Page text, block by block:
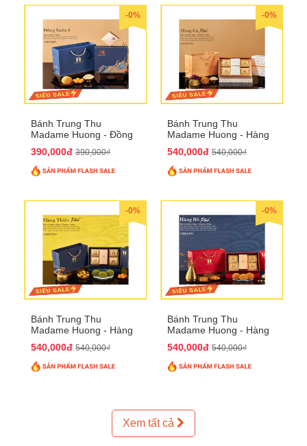
-0%
Bánh Trung Thu
Madame Huong - Đồng
390,000đ 390,000₫
-0%
Bánh Trung Thu
Madame Huong - Hàng
540,000đ 540,000₫
-0%
Bánh Trung Thu
Madame Huong - Hàng
540,000đ 540,000₫
-0%
Bánh Trung Thu
Madame Huong - Hàng
540,000đ 540,000₫
Xem tất cả